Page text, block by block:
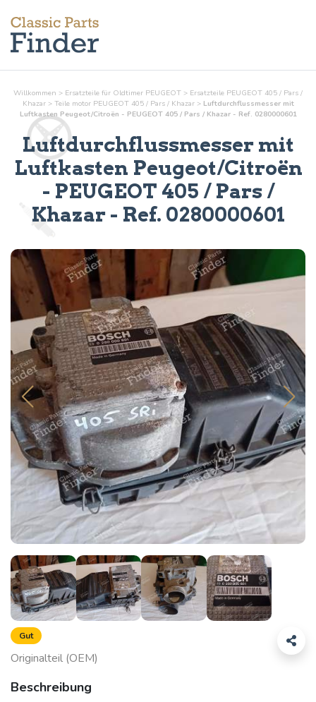
Willkommen > Ersatzteile für Oldtimer PEUGEOT > Ersatzteile PEUGEOT 405 / Pars /
Khazar > Teile motorPEUGEOT 405 / Pars / Khazar > Luftdurchflussmesser mit
Luftkasten Peugeot/Citroën - PEUGEOT 405 / Pars / Khazar - Ref. 0280000601
Luftdurchflussmesser mit
Luftkasten Peugeot/Citroën
- PEUGEOT 405 / Pars /
Khazar - Ref. 0280000601
Gut
Originalteil (OEM)
Beschreibung